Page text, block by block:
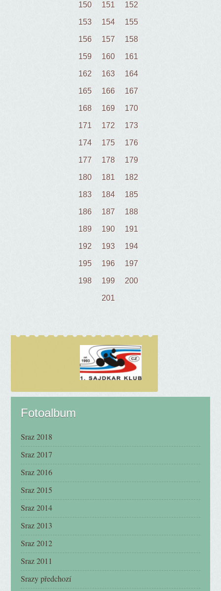
150 151 152
153 154 155
156 157 158
159 160 161
162 163 164
165 166 167
168 169 170
171 172 173
174 175 176
177 178 179
180 181 182
183 184 185
186 187 188
189 190 191
192 193 194
195 196 197
198 199 200
201
Fotoalbum
Sraz 2018
Sraz 2017
Sraz 2016
Sraz 2015
Sraz 2014
Sraz 2013
Sraz 2012
Sraz 2011
Srazy předchozí